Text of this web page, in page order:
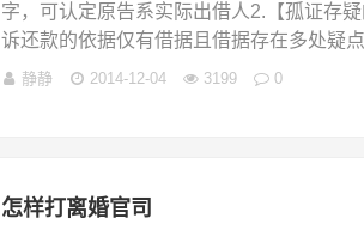
字，可认定原告系实际出借人2.【孤证存
诉还款的依据仅有借据且借据存在多处疑
静静 2014-12-04 3199 0
怎样打离婚官司